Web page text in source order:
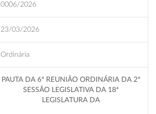
0006/2026
23/03/2026
Ordinária
PAUTA DA 6ª REUNIÃO ORDINÁRIA DA 2ª
SESSÃO LEGISLATIVA DA 18ª
LEGISLATURA DA